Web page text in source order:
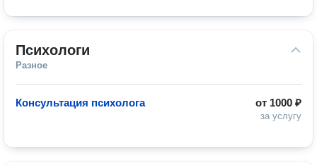
Психологи
Разное
от 1000 ₽
за услугу
Консультация психолога